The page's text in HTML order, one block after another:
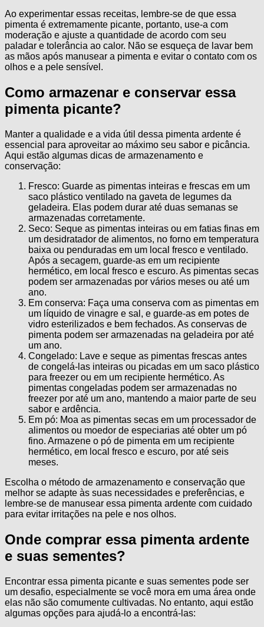
Ao experimentar essas receitas, lembre-se de que essa
pimenta é extremamente picante, portanto, use-a com
moderação e ajuste a quantidade de acordo com seu
paladar e tolerância ao calor. Não se esqueça de lavar bem
as mãos após manusear a pimenta e evitar o contato com os
olhos e a pele sensível.
Como armazenar e conservar essa
pimenta picante?
Manter a qualidade e a vida útil dessa pimenta ardente é
essencial para aproveitar ao máximo seu sabor e picância.
Aqui estão algumas dicas de armazenamento e
conservação:
Fresco: Guarde as pimentas inteiras e frescas em um
saco plástico ventilado na gaveta de legumes da
geladeira. Elas podem durar até duas semanas se
armazenadas corretamente.
Seco: Seque as pimentas inteiras ou em fatias finas em
um desidratador de alimentos, no forno em temperatura
baixa ou penduradas em um local fresco e ventilado.
Após a secagem, guarde-as em um recipiente
hermético, em local fresco e escuro. As pimentas secas
podem ser armazenadas por vários meses ou até um
ano.
Em conserva: Faça uma conserva com as pimentas em
um líquido de vinagre e sal, e guarde-as em potes de
vidro esterilizados e bem fechados. As conservas de
pimenta podem ser armazenadas na geladeira por até
um ano.
Congelado: Lave e seque as pimentas frescas antes
de congelá-las inteiras ou picadas em um saco plástico
para freezer ou em um recipiente hermético. As
pimentas congeladas podem ser armazenadas no
freezer por até um ano, mantendo a maior parte de seu
sabor e ardência.
Em pó: Moa as pimentas secas em um processador de
alimentos ou moedor de especiarias até obter um pó
fino. Armazene o pó de pimenta em um recipiente
hermético, em local fresco e escuro, por até seis
meses.
Escolha o método de armazenamento e conservação que
melhor se adapte às suas necessidades e preferências, e
lembre-se de manusear essa pimenta ardente com cuidado
para evitar irritações na pele e nos olhos.
Onde comprar essa pimenta ardente
e suas sementes?
Encontrar essa pimenta picante e suas sementes pode ser
um desafio, especialmente se você mora em uma área onde
elas não são comumente cultivadas. No entanto, aqui estão
algumas opções para ajudá-lo a encontrá-las: